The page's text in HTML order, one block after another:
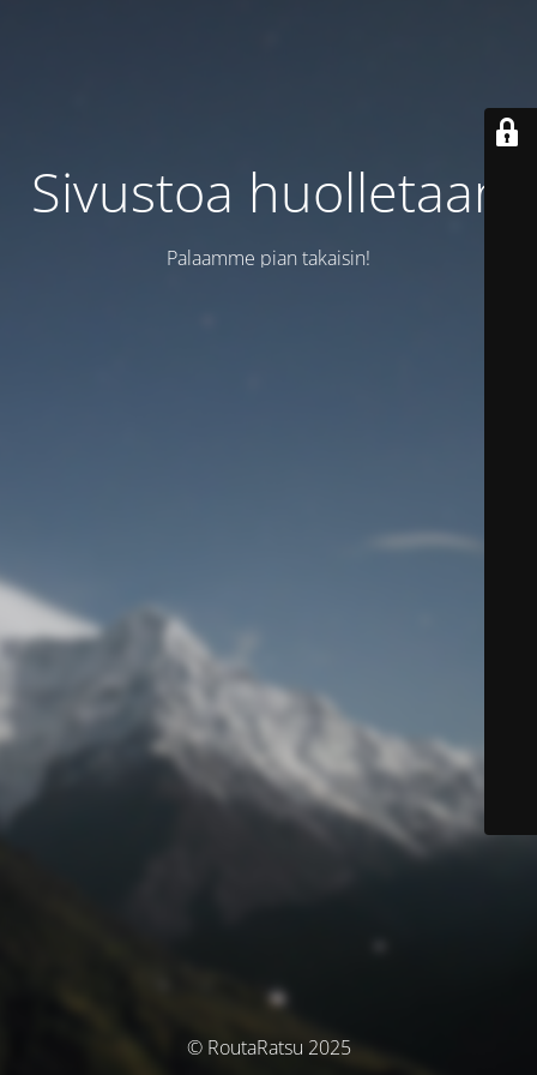
Sivustoa huolletaan
Palaamme pian takaisin!
© RoutaRatsu 2025